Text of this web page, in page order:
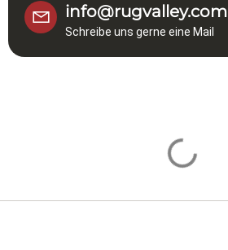
info@rugvalley.com
Schreibe uns gerne eine Mail